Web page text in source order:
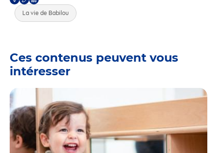
La vie de Babilou
Ces contenus peuvent vous
intéresser